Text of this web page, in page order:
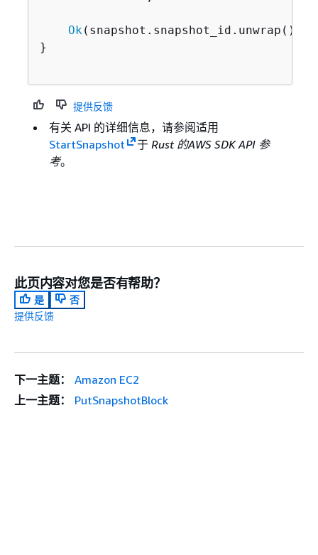
Ok(snapshot.snapshot_id.unwrap())
}
提供反馈
有关 API 的详细信息，请参阅适用
StartSnapshot
于Rust 的AWS SDK API 参
考。
此页内容对您是否有帮助？
是
否
提供反馈
下一主题：
Amazon EC2
上一主题：
PutSnapshotBlock